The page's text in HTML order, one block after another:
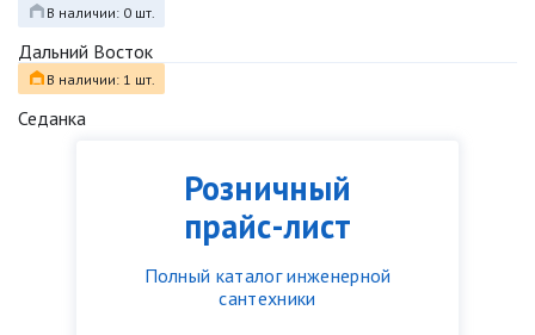
Розничный
прайс-лист
Полный каталог инженерной
сантехники
В наличии: 0 шт.
Дальний Восток
В наличии: 1 шт.
Седанка